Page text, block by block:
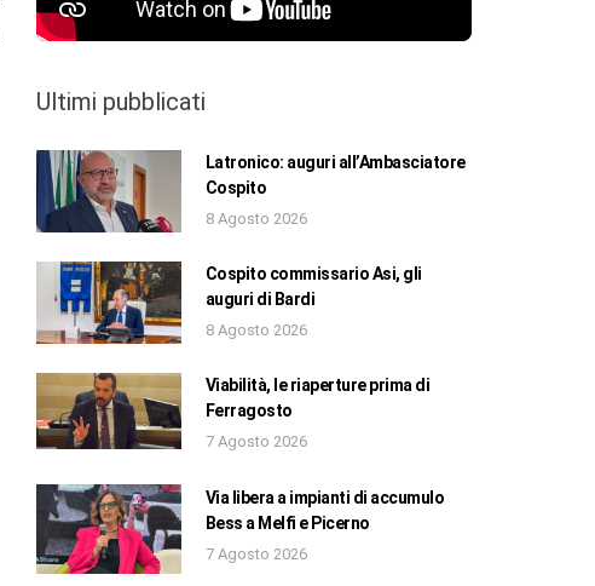
Ultimi pubblicati
Latronico: auguri all’Ambasciatore
Cospito
8 Agosto 2026
Cospito commissario Asi, gli
auguri di Bardi
8 Agosto 2026
Viabilità, le riaperture prima di
Ferragosto
7 Agosto 2026
Via libera a impianti di accumulo
Bess a Melfi e Picerno
7 Agosto 2026